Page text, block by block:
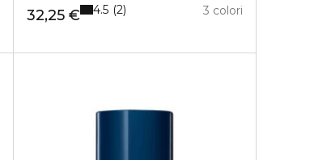
32,25 € 3 colori
4.5 2